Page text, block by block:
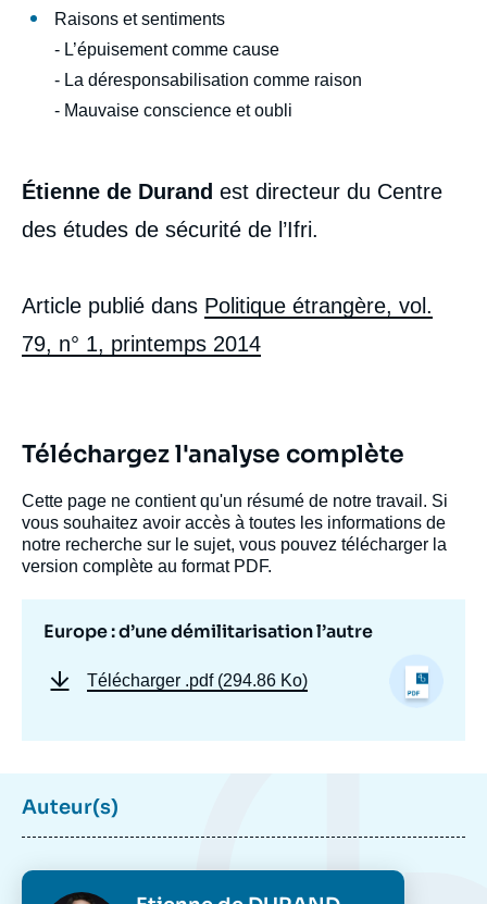
Raisons et sentiments
- L’épuisement comme cause
- La déresponsabilisation comme raison
- Mauvaise conscience et oubli
Étienne de Durand est directeur du Centre
des études de sécurité de l’Ifri.
Article publié dans Politique étrangère, vol.
79, n° 1, printemps 2014
Téléchargez l'analyse complète
Cette page ne contient qu'un résumé de notre travail. Si
vous souhaitez avoir accès à toutes les informations de
notre recherche sur le sujet, vous pouvez télécharger la
version complète au format PDF.
Europe : d’une démilitarisation l’autre
Télécharger .pdf (294.86 Ko)
Auteur(s)